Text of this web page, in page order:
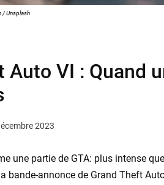
/ Unsplash
Auto VI : Quand
2023
une partie de GTA: plus intense
la bande-annonce de Grand Theft